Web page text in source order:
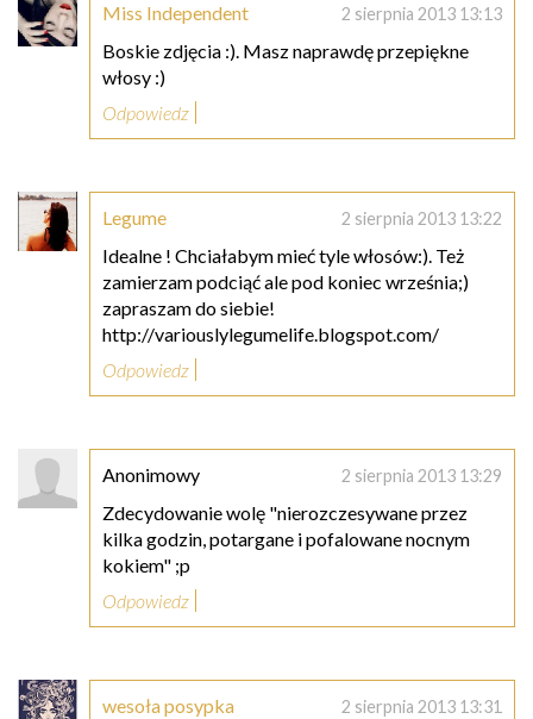
Miss Independent 2 sierpnia 2013 13:13
Boskie zdjęcia :). Masz naprawdę przepiękne
włosy :)
Odpowiedz
Legume 2 sierpnia 2013 13:22
Idealne ! Chciałabym mieć tyle włosów:). Też
zamierzam podciąć ale pod koniec września;)
zapraszam do siebie!
http://variouslylegumelife.blogspot.com/
Odpowiedz
Anonimowy 2 sierpnia 2013 13:29
Zdecydowanie wolę "nierozczesywane przez
kilka godzin, potargane i pofalowane nocnym
kokiem" ;p
Odpowiedz
wesoła posypka 2 sierpnia 2013 13:31